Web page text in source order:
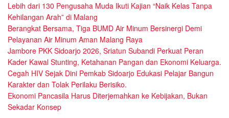
Lebih dari 130 Pengusaha Muda Ikuti Kajian “Naik Kelas Tanpa
Kehilangan Arah” di Malang
Berangkat Bersama, Tiga BUMD Air Minum Bersinergi Demi
Pelayanan Air Minum Aman Malang Raya
Jambore PKK Sidoarjo 2026, Sriatun Subandi Perkuat Peran
Kader Kawal Stunting, Ketahanan Pangan dan Ekonomi Keluarga.
Cegah HIV Sejak Dini Pemkab Sidoarjo Edukasi Pelajar Bangun
Karakter dan Tolak Perilaku Berisiko.
Ekonomi Pancasila Harus Diterjemahkan ke Kebijakan, Bukan
Sekadar Konsep